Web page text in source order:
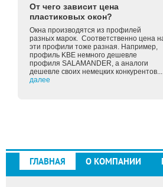
От чего зависит цена
пластиковых окон?
Окна производятся из профилей
разных марок. Соответственно цена
эти профили тоже разная. Например,
профиль KBE немного дешевле
профиля SALAMANDER, а аналоги
дешевле своих немецких конкурентов...
далее
ГЛАВНАЯ О КОМПАНИИ